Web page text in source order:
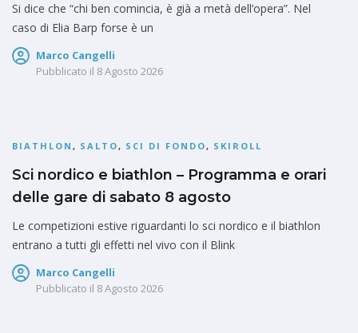
Si dice che “chi ben comincia, è già a metà dell’opera”. Nel
caso di Elia Barp forse è un
Marco Cangelli
Pubblicato il 8 Agosto 2026
BIATHLON , SALTO, SCI DI FONDO, SKIROLL
Sci nordico e biathlon – Programma e orari
delle gare di sabato 8 agosto
Le competizioni estive riguardanti lo sci nordico e il biathlon
entrano a tutti gli effetti nel vivo con il Blink
Marco Cangelli
Pubblicato il 8 Agosto 2026